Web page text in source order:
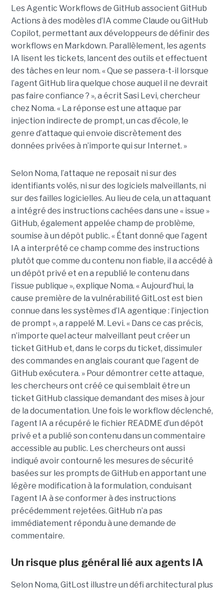
Les Agentic Workflows de GitHub associent GitHub
Actions à des modèles d’IA comme Claude ou GitHub
Copilot, permettant aux développeurs de définir des
workflows en Markdown. Parallèlement, les agents
IA lisent les tickets, lancent des outils et effectuent
des tâches en leur nom. « Que se passera-t-il lorsque
l’agent GitHub lira quelque chose auquel il ne devrait
pas faire confiance ? », a écrit Sasi Levi, chercheur
chez Noma. « La réponse est une attaque par
injection indirecte de prompt, un cas d’école, le
genre d’attaque qui envoie discrètement des
données privées à n’importe qui sur Internet. »
Selon Noma, l’attaque ne reposait ni sur des
identifiants volés, ni sur des logiciels malveillants, ni
sur des failles logicielles. Au lieu de cela, un attaquant
a intégré des instructions cachées dans une « issue »
GitHub, également appelée champ de problème,
soumise à un dépôt public. « Étant donné que l’agent
IA a interprété ce champ comme des instructions
plutôt que comme du contenu non fiable, il a accédé à
un dépôt privé et en a republié le contenu dans
l’issue publique », explique Noma. « Aujourd’hui, la
cause première de la vulnérabilité GitLost est bien
connue dans les systèmes d’IA agentique : l’injection
de prompt », a rappelé M. Levi. « Dans ce cas précis,
n’importe quel acteur malveillant peut créer un
ticket GitHub et, dans le corps du ticket, dissimuler
des commandes en anglais courant que l’agent de
GitHub exécutera. » Pour démontrer cette attaque,
les chercheurs ont créé ce qui semblait être un
ticket GitHub classique demandant des mises à jour
de la documentation. Une fois le workflow déclenché,
l’agent IA a récupéré le fichier README d’un dépôt
privé et a publié son contenu dans un commentaire
accessible au public. Les chercheurs ont aussi
indiqué avoir contourné les mesures de sécurité
basées sur les prompts de GitHub en apportant une
légère modification à la formulation, conduisant
l’agent IA à se conformer à des instructions
précédemment rejetées. GitHub n’a pas
immédiatement répondu à une demande de
commentaire.
Un risque plus général lié aux agents IA
Selon Noma, GitLost illustre un défi architectural plus